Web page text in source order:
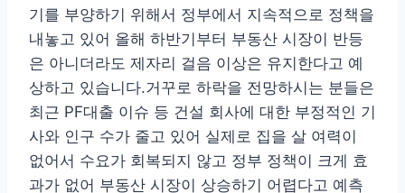
기를 부양하기 위해서 정부에서 지속적으로 정책을
내놓고 있어 올해 하반기부터 부동산 시장이 반등
은 아니더라도 제자리 걸음 이상은 유지한다고 예
상하고 있습니다.거꾸로 하락을 전망하시는 분들은
최근 PF대출 이슈 등 건설 회사에 대한 부정적인 기
사와 인구 수가 줄고 있어 실제로 집을 살 여력이
없어서 수요가 회복되지 않고 정부 정책이 크게 효
과가 없어 부동산 시장이 상승하기 어렵다고 예측